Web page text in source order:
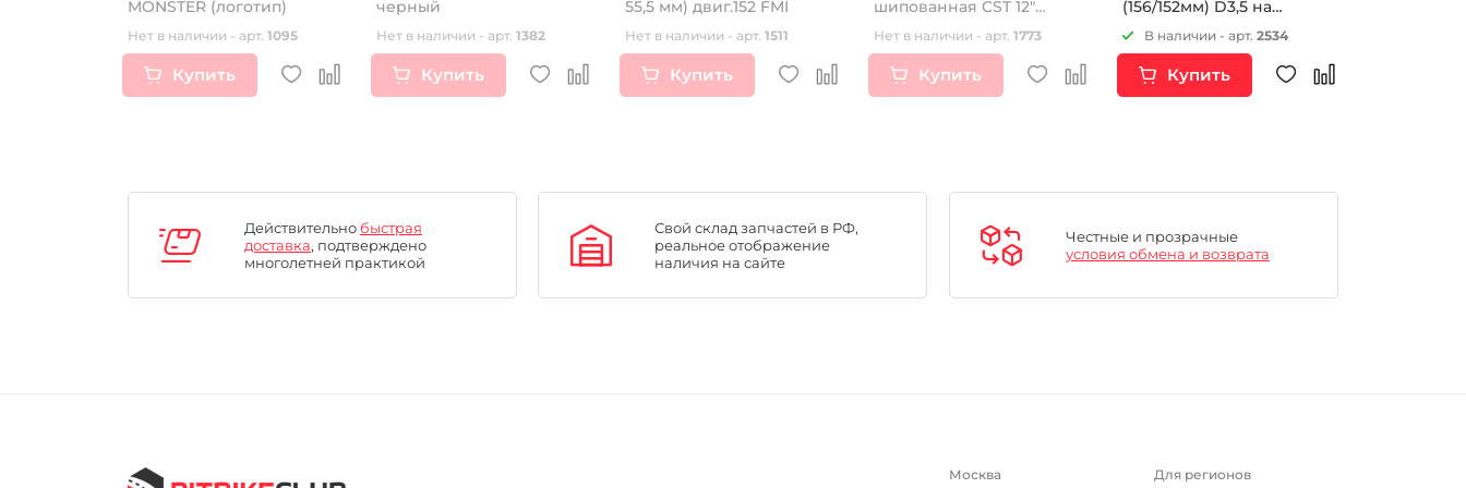
MONSTER (логотип)
Нет в наличии - арт. 1095
Купить
черный
Нет в наличии - арт. 1382
Купить
55,5 мм) двиг.152 FMI
Нет в наличии - арт. 1511
Купить
шипованная CST 12"
80/100-12 SURGE ICE 50M
TT R
Нет в наличии - арт. 1773
Купить
(156/152мм) D3,5 на
питбайк 6шт
В наличии - арт. 2534
Купить
Действительно быстрая
доставка, подтверждено
многолетней практикой
Свой склад запчастей в РФ,
реальное отображение
наличия на сайте
Честные и прозрачные
условия обмена и возврата
Москва Для регионов